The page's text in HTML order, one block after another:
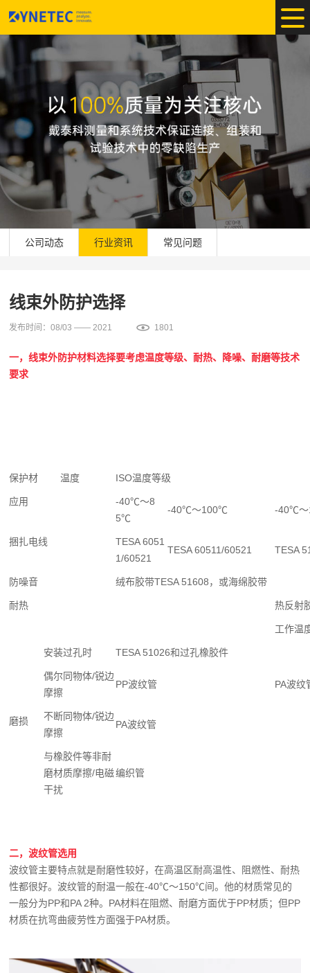
公司动态 行业资讯 常见问题
线束外防护选择
发布时间：08/03 —— 2021 1801
一，线束外防护材料选择要考虑温度等级、耐热、降噪、耐磨等技术
要求
保护材 温度
应用
ISO温度等级
-40℃～8
5℃
-40℃～100℃ -40℃
捆扎电线
TESA 6051
1/60521
TESA 60511/60521 TESA
防噪音 绒布胶带TESA 51608，或海绵胶带
耐热 热反射
工作温
磨损
安装过孔时 TESA 51026和过孔橡胶件
偶尔同物体/锐边
摩擦
PP波纹管 PA波纹
不断同物体/锐边
摩擦
PA波纹管
与橡胶件等非耐
磨材质摩擦/电磁
干扰
编织管
二，波纹管选用
波纹管主要特点就是耐磨性较好，在高温区耐高温性、阻燃性、耐热
性都很好。波纹管的耐温一般在-40℃～150℃间。他的材质常见的
一般分为PP和PA 2种。PA材料在阻燃、耐磨方面优于PP材质；但PP
材质在抗弯曲疲劳性方面强于PA材质。